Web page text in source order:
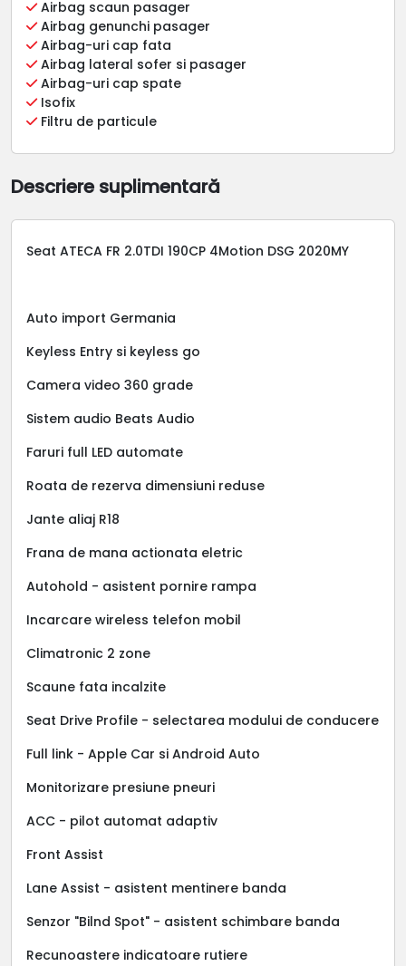
Airbag scaun pasager
Airbag genunchi pasager
Airbag-uri cap fata
Airbag lateral sofer si pasager
Airbag-uri cap spate
Isofix
Filtru de particule
Descriere suplimentară
Seat ATECA FR 2.0TDI 190CP 4Motion DSG 2020MY
Auto import Germania
Keyless Entry si keyless go
Camera video 360 grade
Sistem audio Beats Audio
Faruri full LED automate
Roata de rezerva dimensiuni reduse
Jante aliaj R18
Frana de mana actionata eletric
Autohold - asistent pornire rampa
Incarcare wireless telefon mobil
Climatronic 2 zone
Scaune fata incalzite
Seat Drive Profile - selectarea modului de conducere
Full link - Apple Car si Android Auto
Monitorizare presiune pneuri
ACC - pilot automat adaptiv
Front Assist
Lane Assist - asistent mentinere banda
Senzor "Bilnd Spot" - asistent schimbare banda
Recunoastere indicatoare rutiere